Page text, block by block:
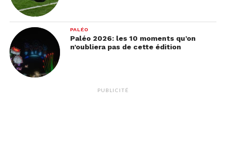
PALÉO
Paléo 2026: les 10 moments qu’on
n’oubliera pas de cette édition
PUBLICITÉ